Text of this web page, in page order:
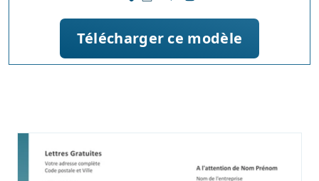
Télécharger ce modèle